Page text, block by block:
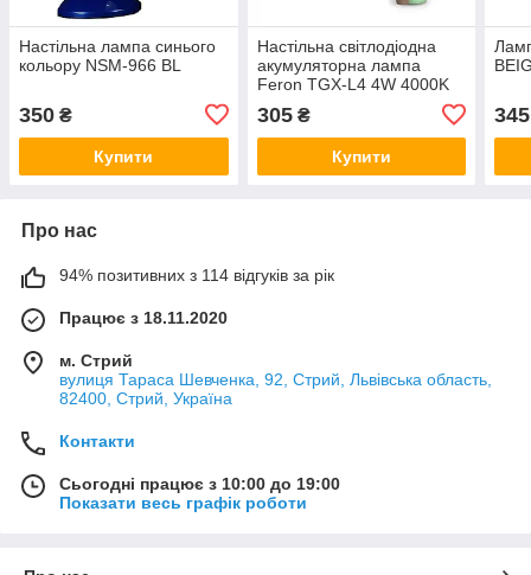
Настільна лампа синього
кольору NSM-966 BL
350 ₴
Купити
Настільна світлодіодна
акумуляторна лампа
Feron TGX-L4 4W 4000K
USB 3 рівня яскр.зелений/
рожевий
305₴
Купити
345
Про нас
94% позитивних з 114 відгуків за рік
Працює з 18.11.2020
м. Стрий
вулиця Тараса Шевченка, 92, Стрий, Львівська область,
82400, Стрий, Україна
Контакти
Сьогодні працює з 10:00 до 19:00
Показати весь графік роботи